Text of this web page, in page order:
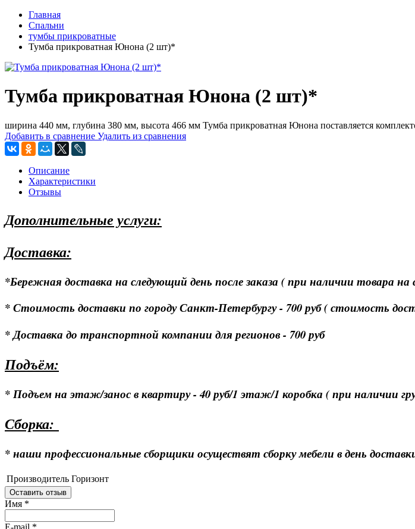
Главная
Спальни
тумбы прикроватные
Тумба прикроватная Юнона (2 шт)*
Тумба прикроватная Юнона (2 шт)*
ширина 440 мм, глубина 380 мм, высота 466 мм Тумба прикроватная Юнона поставляется
Добавить в сравнение Удалить из сравнения
Описание
Характеристики
Отзывы
Дополнительные услуги:
Доставка:
*Бережная доставка на следующий день после заказа ( при наличии товара на
* Стоимость доставки по городу Санкт-Петербургу - 700 руб ( стоимость
* Доставка до транспортной компании для регионов - 700 руб
Подъём:
* Подъем на этаж/занос в квартиру - 40 руб/1 этаж/1 коробка ( при наличии
Сборка:
* наши профессиональные сборщики осуществят сборку мебели в день
Производитель Горизонт
Оставить отзыв
Имя *